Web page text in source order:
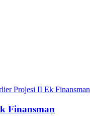
Projesi II Ek Finansman
Finansman